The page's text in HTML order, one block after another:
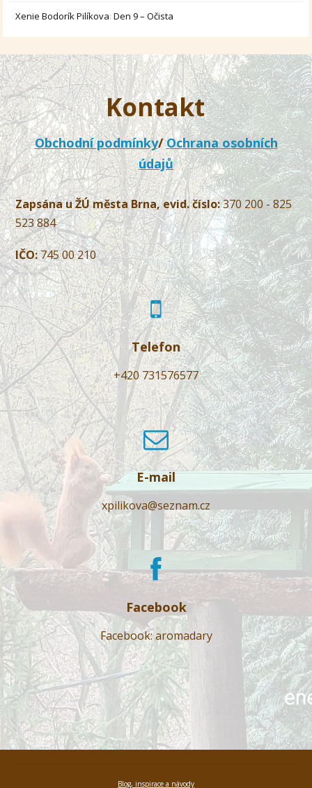
Xenie Bodorík Pilíkova:Den 9 – Očista
Kontakt
Obchodní podmínky/Ochrana osobních
údajů
Zapsána u ŽÚ města Brna, evid. číslo:370 200 - 825
523 884
IČO:745 00 210
Telefon
+420 731576577
E-mail
xpilikova@seznam.cz
Facebook
Facebook: aromadary
Blog, inspirace a návody